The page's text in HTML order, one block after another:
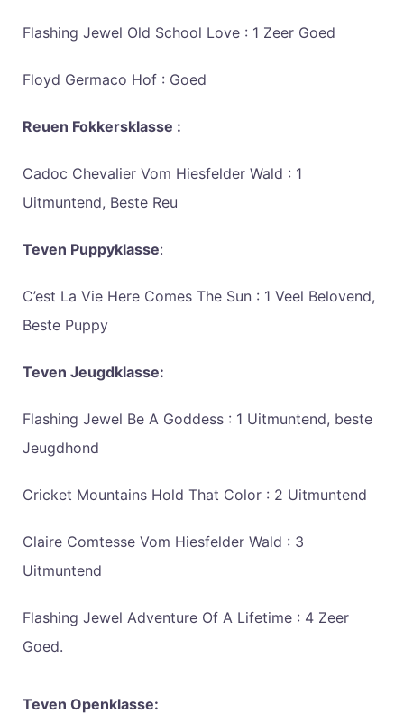
Flashing Jewel Old School Love : 1 Zeer Goed
Floyd Germaco Hof : Goed
Reuen Fokkersklasse :
Cadoc Chevalier Vom Hiesfelder Wald : 1
Uitmuntend, Beste Reu
Teven Puppyklasse:
C’est La Vie Here Comes The Sun : 1 Veel Belovend,
Beste Puppy
Teven Jeugdklasse:
Flashing Jewel Be A Goddess : 1 Uitmuntend, beste
Jeugdhond
Cricket Mountains Hold That Color : 2 Uitmuntend
Claire Comtesse Vom Hiesfelder Wald : 3
Uitmuntend
Flashing Jewel Adventure Of A Lifetime : 4 Zeer
Goed.
Teven Openklasse: